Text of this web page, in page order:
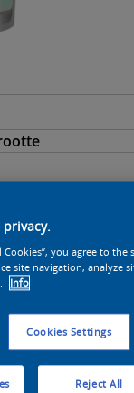
een kleur
privacy.
Cookies”, you agree to
site navigation, analyze
Info
Cookies Settings
Reject All